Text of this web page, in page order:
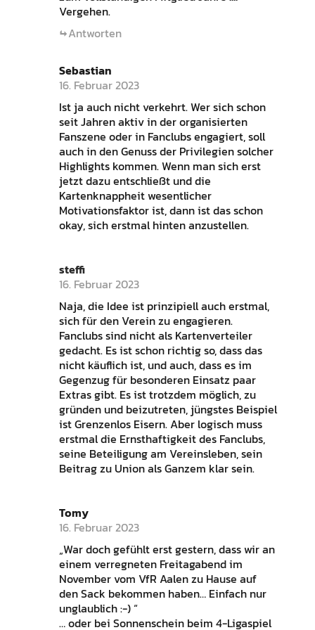
Vergehen.
Antworten
Sebastian
16. Februar 2023
Ist ja auch nicht verkehrt. Wer sich schon
seit Jahren aktiv in der organisierten
Fanszene oder in Fanclubs engagiert, soll
auch in den Genuss der Privilegien solcher
Highlights kommen. Wenn man sich erst
jetzt dazu entschließt und die
Kartenknappheit wesentlicher
Motivationsfaktor ist, dann ist das schon
okay, sich erstmal hinten anzustellen.
steffi
16. Februar 2023
Naja, die Idee ist prinzipiell auch erstmal,
sich für den Verein zu engagieren.
Fanclubs sind nicht als Kartenverteiler
gedacht. Es ist schon richtig so, dass das
nicht käuflich ist, und auch, dass es im
Gegenzug für besonderen Einsatz paar
Extras gibt. Es ist trotzdem möglich, zu
gründen und beizutreten, jüngstes Beispiel
ist Grenzenlos Eisern. Aber logisch muss
erstmal die Ernsthaftigkeit des Fanclubs,
seine Beteiligung am Vereinsleben, sein
Beitrag zu Union als Ganzem klar sein.
Tomy
16. Februar 2023
„War doch gefühlt erst gestern, dass wir an
einem verregneten Freitagabend im
November vom VfR Aalen zu Hause auf
den Sack bekommen haben… Einfach nur
unglaublich :-) “
… oder bei Sonnenschein beim 4-Ligaspiel